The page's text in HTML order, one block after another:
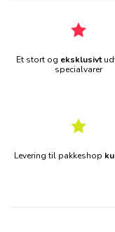
Et stort og eksklusivt
specialvarer
Levering til pakkeshop